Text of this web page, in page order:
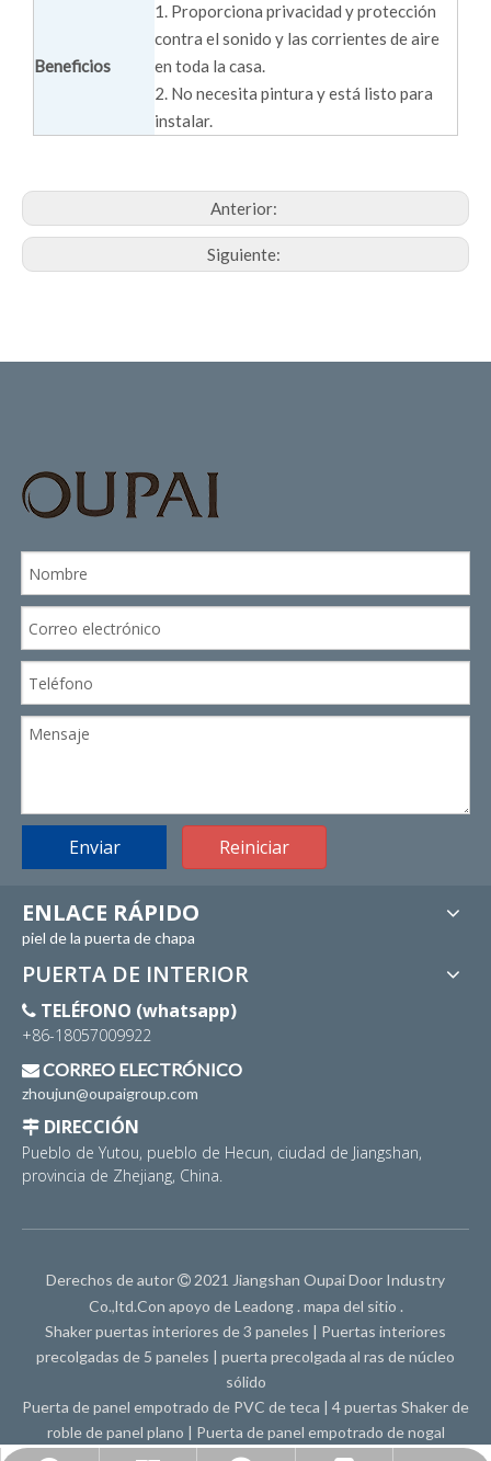
Beneficios
1. Proporciona privacidad y protección
contra el sonido y las corrientes de aire
en toda la casa.
2. No necesita pintura y está listo para
instalar.
Anterior:
Siguiente:
Enviar Reiniciar
ENLACE RÁPIDO
piel de la puerta de chapa
PUERTA DE INTERIOR
 TELÉFONO (whatsapp)
+86-18057009922
CORREO ELECTRÓNICO
zhoujun@oupaigroup.com
 DIRECCIÓN
Pueblo de Yutou, pueblo de Hecun, ciudad de Jiangshan,
provincia de Zhejiang, China.
Derechos de autor  2021 Jiangshan Oupai Door Industry
Co.,ltd.Con apoyo deLeadong . mapa del sitio .
Shaker puertas interiores de 3 paneles | Puertas interiores
precolgadas de 5 paneles | puerta precolgada al ras de núcleo
sólido
Puerta de panel empotrado de PVC de teca | 4 puertas Shaker de
roble de panel plano | Puerta de panel empotrado de nogal